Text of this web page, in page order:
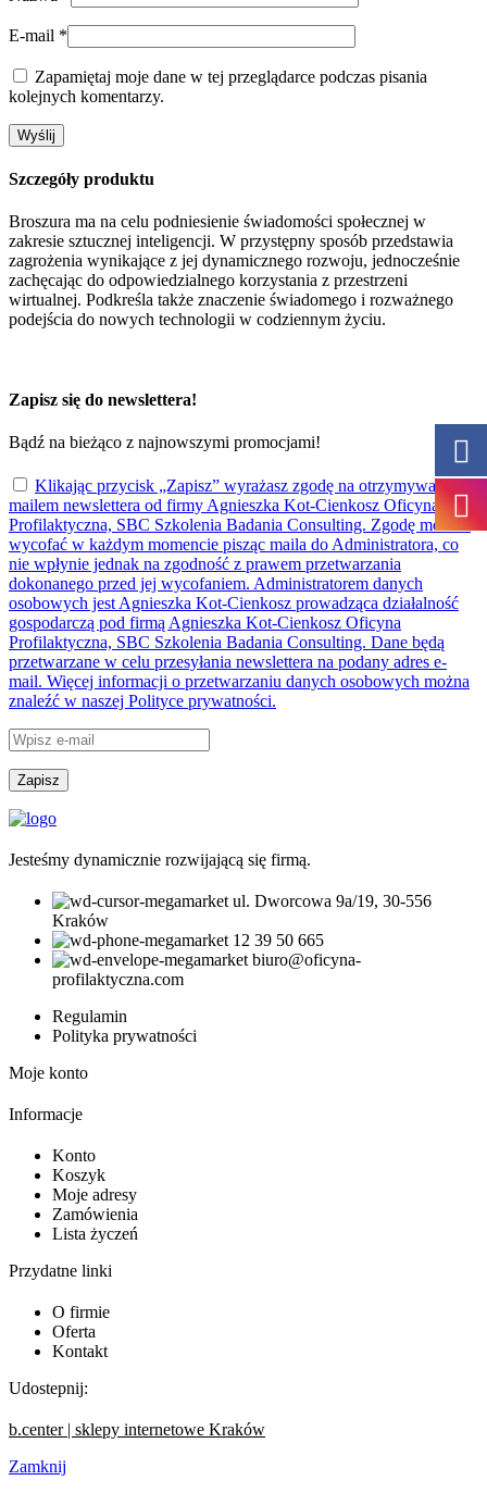
E-mail *
Zapamiętaj moje dane w tej przeglądarce podczas pisania
kolejnych komentarzy.
Szczegóły produktu
Broszura ma na celu podniesienie świadomości społecznej w
zakresie sztucznej inteligencji. W przystępny sposób przedstawia
zagrożenia wynikające z jej dynamicznego rozwoju, jednocześnie
zachęcając do odpowiedzialnego korzystania z przestrzeni
wirtualnej. Podkreśla także znaczenie świadomego i rozważnego
podejścia do nowych technologii w codziennym życiu.
Zapisz się do newslettera!
Bądź na bieżąco z najnowszymi promocjami!
Klikając przycisk „Zapisz” wyrażasz zgodę na otrzymywanie e-
mailem newslettera od firmy Agnieszka Kot-Cienkosz Oficyna
Profilaktyczna, SBC Szkolenia Badania Consulting. Zgodę możesz
wycofać w każdym momencie pisząc maila do Administratora, co
nie wpłynie jednak na zgodność z prawem przetwarzania
dokonanego przed jej wycofaniem. Administratorem danych
osobowych jest Agnieszka Kot-Cienkosz prowadząca działalność
gospodarczą pod firmą Agnieszka Kot-Cienkosz Oficyna
Profilaktyczna, SBC Szkolenia Badania Consulting. Dane będą
przetwarzane w celu przesyłania newslettera na podany adres e-
mail. Więcej informacji o przetwarzaniu danych osobowych można
znaleźć w naszej Polityce prywatności.
Jesteśmy dynamicznie rozwijającą się firmą.
ul. Dworcowa 9a/19, 30-556
Kraków
12 39 50 665
biuro@oficyna-
profilaktyczna.com
Regulamin
Polityka prywatności
Moje konto
Informacje
Konto
Koszyk
Moje adresy
Zamówienia
Lista życzeń
Przydatne linki
O firmie
Oferta
Kontakt
Udostepnij:
b.center | sklepy internetowe Kraków
Zamknij